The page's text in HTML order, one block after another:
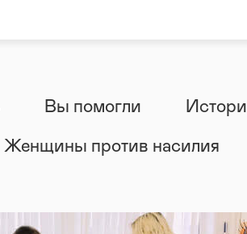
Вы помогли
Женщины против насилия